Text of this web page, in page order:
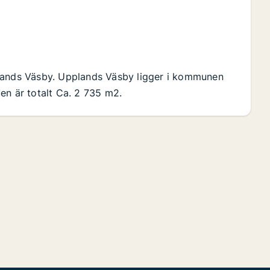
Väsby. Upplands Väsby ligger i kommunen
är totalt Ca. 2 735 m2.